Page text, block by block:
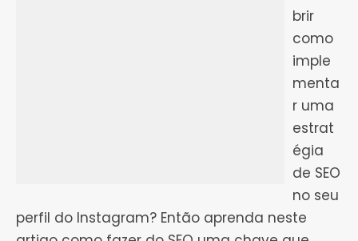
brir
como
imple
menta
r uma
estrat
égia
de SEO
no seu
perfil do Instagram? Então aprenda neste